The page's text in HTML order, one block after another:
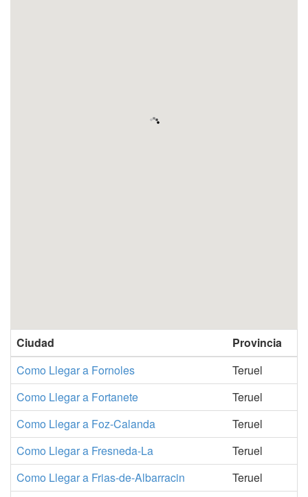
Ciudad
Provincia
Como Llegar a Fornoles
Teruel
Como Llegar a Fortanete
Teruel
Como Llegar a Foz-Calanda
Teruel
Como Llegar a Fresneda-La
Teruel
Como Llegar a Frias-de-Albarracin
Teruel